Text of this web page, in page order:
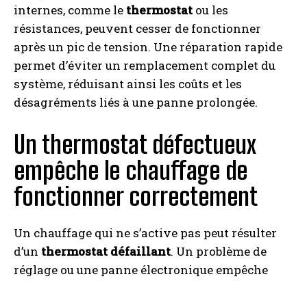
internes, comme le thermostat ou les
résistances, peuvent cesser de fonctionner
après un pic de tension. Une réparation rapide
permet d’éviter un remplacement complet du
système, réduisant ainsi les coûts et les
désagréments liés à une panne prolongée.
Un thermostat défectueux
empêche le chauffage de
fonctionner correctement
Un chauffage qui ne s’active pas peut résulter
d’un thermostat défaillant. Un problème de
réglage ou une panne électronique empêche